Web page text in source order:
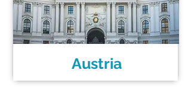
Austria